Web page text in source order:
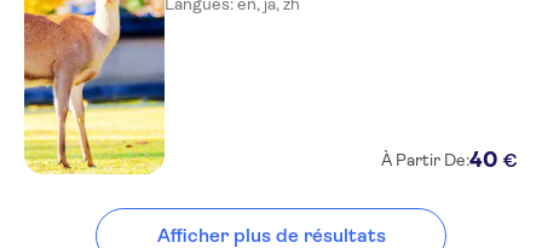
À Partir De:40 €
Afficher plus de résultats